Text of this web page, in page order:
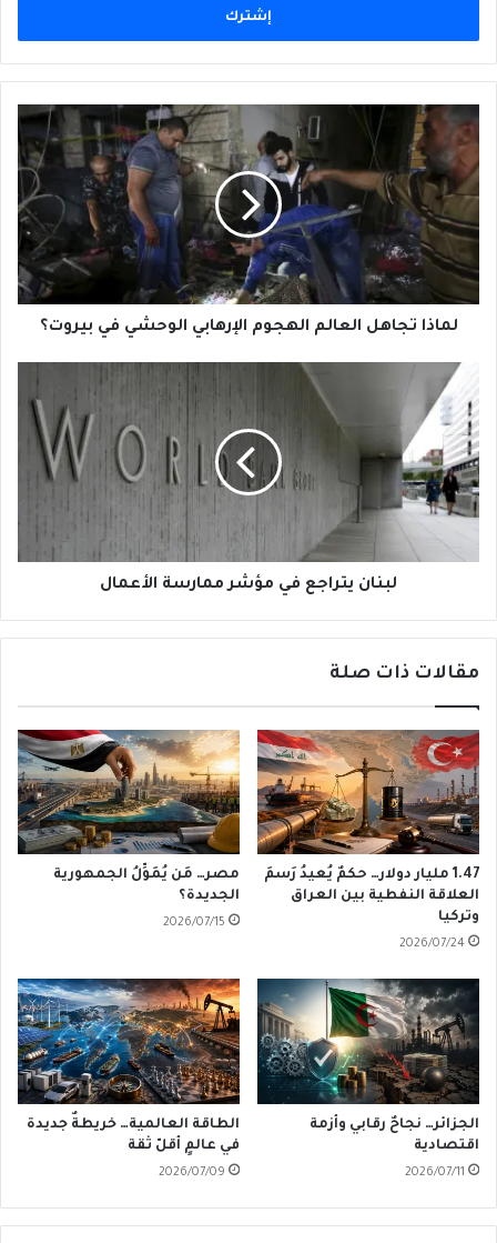
لماذا
تجاهل
العالم
الهجوم
الإرهابي
الوحشي
بيروت؟
لماذا تجاهل العالم الهجوم الإرهابي الوحشي في بيروت؟
لبنان
يتراجع
في
مؤشر
ممارسة
الأعمال
لبنان يتراجع في مؤشر ممارسة الأعمال
مقالات ذات صلة
1.47 مليار دولار… حكمٌ يُعيدُ رَسمَ
العلاقة النفطية بين العراق
وتركيا
2026/07/24
مصر… مَن يُمَوِّلُ الجمهورية
الجديدة؟
2026/07/15
الجزائر… نجاحٌ رقابي وأزمة
اقتصادية
2026/07/11
الطاقة العالمية… خريطةٌ جديدة
في عالمٍ أقلّ ثقة
2026/07/09